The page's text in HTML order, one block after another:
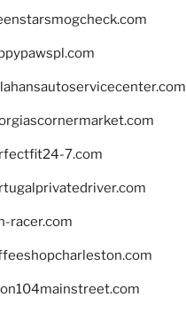
7.com
racer.com